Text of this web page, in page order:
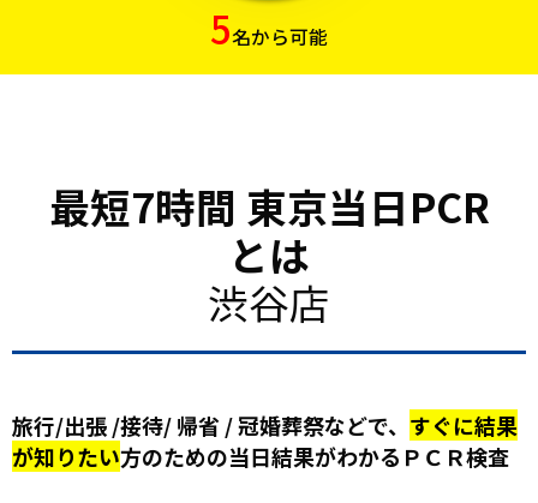
5名から可能
最短7時間 東京当日PCR
とは
渋谷店
旅行/出張 /接待/ 帰省 / 冠婚葬祭などで、 すぐに結果
が知りたい方のための当日結果がわかるＰＣＲ検査